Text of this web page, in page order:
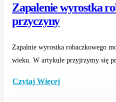
Zapalenie wyrostka
przyczyny
Zapalnie wyrostka robaczkowego
wieku. W artykule przyjrzymy się
Czytaj Więcej